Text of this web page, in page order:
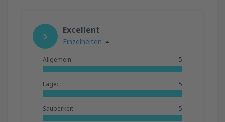
5
Excellent
Einzelheiten
Allgemein: 5
Lage: 5
Sauberkeit: 5